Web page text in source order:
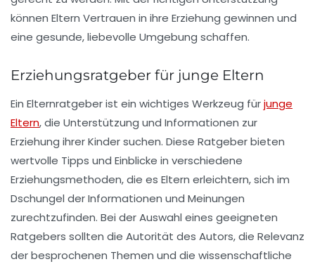
können Eltern Vertrauen in ihre Erziehung gewinnen und
eine gesunde, liebevolle Umgebung schaffen.
Erziehungsratgeber für junge Eltern
Ein Elternratgeberist ein wichtiges Werkzeug fürjunge
Eltern, die Unterstützung und Informationen zur
Erziehung ihrer Kinder suchen. Diese Ratgeber bieten
wertvolle Tipps und Einblicke in verschiedene
Erziehungsmethoden, die es Eltern erleichtern, sich im
Dschungel der Informationen und Meinungen
zurechtzufinden. Bei der Auswahl eines geeigneten
Ratgebers sollten die Autorität des Autors, die Relevanz
der besprochenen Themen und die wissenschaftliche